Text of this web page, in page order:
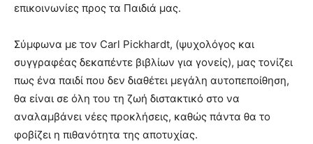
επικοινωνίες προς τα Παιδιά μας.
Σύμφωνα με τον Carl Pickhardt, (ψυχολόγος και
συγγραφέας δεκαπέντε βιβλίων για γονείς), μας τονίζει
πως ένα παιδί που δεν διαθέτει μεγάλη αυτοπεποίθηση,
θα είναι σε όλη του τη ζωή διστακτικό στο να
αναλαμβάνει νέες προκλήσεις, καθώς πάντα θα το
φοβίζει η πιθανότητα της αποτυχίας.